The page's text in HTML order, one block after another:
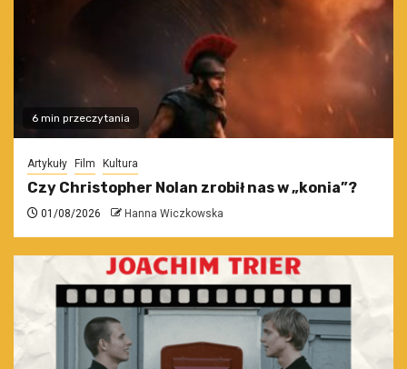
6 min przeczytania
Artykuły Film Kultura
Czy Christopher Nolan zrobił nas w „konia”?
01/08/2026 Hanna Wiczkowska